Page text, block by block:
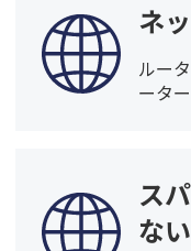
ネ
ルー
ータ
ス
な